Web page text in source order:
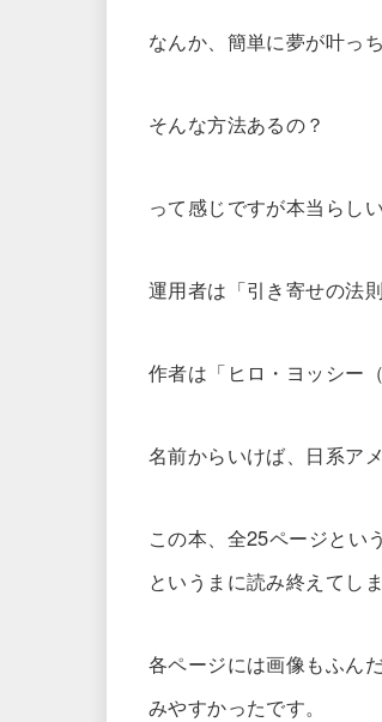
なんか、簡単に夢が叶っ
そんな方法あるの？
って感じですが本当らし
運用者は「引き寄せの法
作者は「ヒロ・ヨッシー
名前からいけば、日系ア
この本、全25ページとい
というまに読み終えてし
各ページには画像もふん
みやすかったです。